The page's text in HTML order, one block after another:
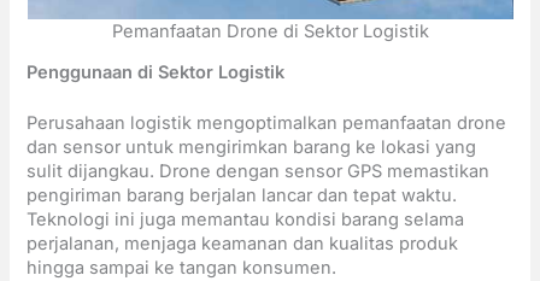
Pemanfaatan Drone di Sektor Logistik
Penggunaan di Sektor Logistik
Perusahaan logistik mengoptimalkan pemanfaatan drone
dan sensor untuk mengirimkan barang ke lokasi yang
sulit dijangkau. Drone dengan sensor GPS memastikan
pengiriman barang berjalan lancar dan tepat waktu.
Teknologi ini juga memantau kondisi barang selama
perjalanan, menjaga keamanan dan kualitas produk
hingga sampai ke tangan konsumen.